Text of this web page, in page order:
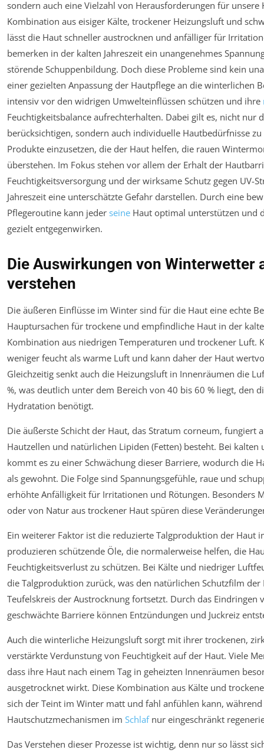
sondern auch eine Vielzahl von Herausforderungen für unsere
Kombination aus eisiger Kälte, trockener Heizungsluft und
lässt die Haut schneller austrocknen und anfälliger für
bemerken in der kalten Jahreszeit ein unangenehmes
störende Schuppenbildung. Doch diese Probleme sind kein
einer gezielten Anpassung der Hautpflege an die winterlichen
intensiv vor den widrigen Umwelteinflüssen schützen und ihre
Feuchtigkeitsbalance aufrechterhalten. Dabei gilt es, nicht nur
berücksichtigen, sondern auch individuelle Hautbedürfnisse
Produkte einzusetzen, die der Haut helfen, die rauen
überstehen. Im Fokus stehen vor allem der Erhalt der
Feuchtigkeitsversorgung und der wirksame Schutz gegen UV-
Jahreszeit eine unterschätzte Gefahr darstellen. Durch eine
Pflegeroutine kann jeder seine Haut optimal unterstützen und
gezielt entgegenwirken.
Die Auswirkungen von Winterwetter
verstehen
Die äußeren Einflüsse im Winter sind für die Haut eine echte
Hauptursachen für trockene und empfindliche Haut in der
Kombination aus niedrigen Temperaturen und trockener Luft.
weniger feucht als warme Luft und kann daher der Haut
Gleichzeitig senkt auch die Heizungsluft in Innenräumen die
%, was deutlich unter dem Bereich von 40 bis 60 % liegt, den
Hydratation benötigt.
Die äußerste Schicht der Haut, das Stratum corneum, fungiert
Hautzellen und natürlichen Lipiden (Fetten) besteht. Bei
kommt es zu einer Schwächung dieser Barriere, wodurch die
als gewohnt. Die Folge sind Spannungsgefühle, raue und
erhöhte Anfälligkeit für Irritationen und Rötungen. Besonders
oder von Natur aus trockener Haut spüren diese
Ein weiterer Faktor ist die reduzierte Talgproduktion der Haut
produzieren schützende Öle, die normalerweise helfen, die
Feuchtigkeitsverlust zu schützen. Bei Kälte und niedriger
die Talgproduktion zurück, was den natürlichen Schutzfilm
Teufelskreis der Austrocknung fortsetzt. Durch das Eindringen
geschwächte Barriere können Entzündungen und Juckreiz
Auch die winterliche Heizungsluft sorgt mit ihrer trockenen,
verstärkte Verdunstung von Feuchtigkeit auf der Haut. Viele
dass ihre Haut nach einem Tag in geheizten Innenräumen
ausgetrocknet wirkt. Diese Kombination aus Kälte und
sich der Teint im Winter matt und fahl anfühlen kann, während
Hautschutzmechanismen im Schlafnur eingeschränkt
Das Verstehen dieser Prozesse ist wichtig, denn nur so lässt